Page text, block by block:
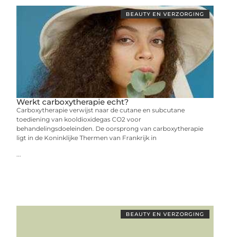
BEAUTY EN VERZORGING
Werkt carboxytherapie echt?
Carboxytherapie verwijst naar de cutane en subcutane
toediening van kooldioxidegas CO2 voor
behandelingsdoeleinden. De oorsprong van carboxytherapie
ligt in de Koninklijke Thermen van Frankrijk in
BEAUTY EN VERZORGING